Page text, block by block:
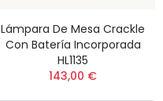
Lámpara De Mesa Crackle
Con Batería Incorporada
HL1135
143,00 €